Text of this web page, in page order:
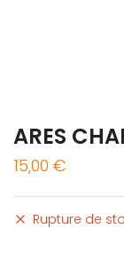
ARES
15,00 €
Rupture de